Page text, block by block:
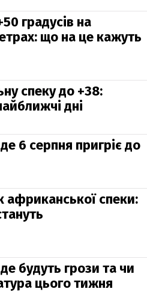
градусів на
що на це кажуть
спеку до +38:
дні
6 серпня пригріє до
африканської спеки:
будуть грози та чи
цього тижня